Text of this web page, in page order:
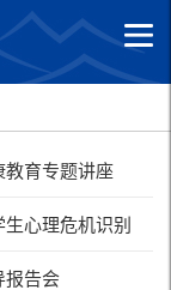
育专题讲座
心理危机识别
报告会